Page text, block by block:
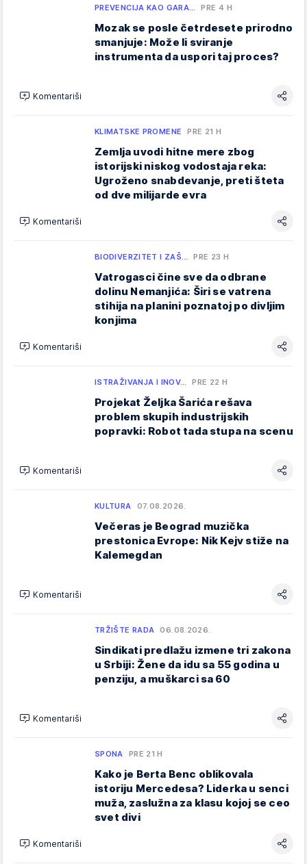
PREVENCIJA KAO GARA… PRE 4 H
Mozak se posle četrdesete prirodno
smanjuje: Može li sviranje
instrumenta da uspori taj proces?
Komentariši
KLIMATSKE PROMENE PRE 21 H
Zemlja uvodi hitne mere zbog
istorijski niskog vodostaja reka:
Ugroženo snabdevanje, preti šteta
od dve milijarde evra
Komentariši
BIODIVERZITET I ZAŠ… PRE 23 H
Vatrogasci čine sve da odbrane
dolinu Nemanjića: Širi se vatrena
stihija na planini poznatoj po divljim
konjima
Komentariši
ISTRAŽIVANJA I INOV… PRE 22 H
Projekat Željka Šarića rešava
problem skupih industrijskih
popravki: Robot tada stupa na scenu
Komentariši
KULTURA 07.08.2026.
Večeras je Beograd muzička
prestonica Evrope: Nik Kejv stiže na
Kalemegdan
Komentariši
TRŽIŠTE RADA 06.08.2026.
Sindikati predlažu izmene tri zakona
u Srbiji: Žene da idu sa 55 godina u
penziju, a muškarci sa 60
Komentariši
SPONA PRE 21 H
Kako je Berta Benc oblikovala
istoriju Mercedesa? Liderka u senci
muža, zaslužna za klasu kojoj se ceo
svet divi
Komentariši